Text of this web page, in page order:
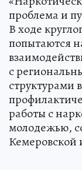
проблема и
В ходе
попытаются
с
структурами
работы с
молодежью,
Кемеровской